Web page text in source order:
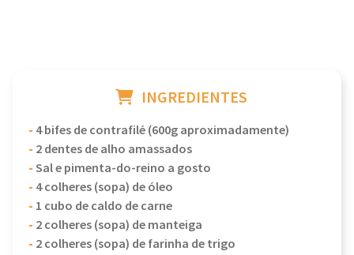
INGREDIENTES
- 4 bifes de contrafilé (600g aproximadamente)
- 2 dentes de alho amassados
-Sal e pimenta-do-reino a gosto
- 4 colheres (sopa) de óleo
- 1 cubo de caldo de carne
- 2 colheres (sopa) de manteiga
- 2 colheres (sopa) de farinha de trigo